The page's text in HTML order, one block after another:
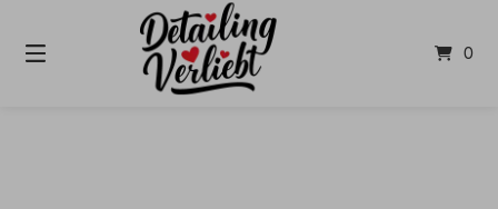
Inhalt
0